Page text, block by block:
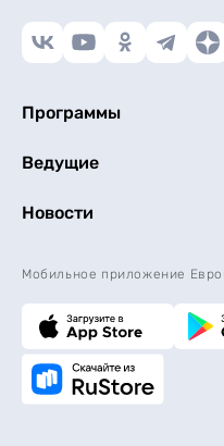
Программы
Ведущие
Новости
Мобильное приложение